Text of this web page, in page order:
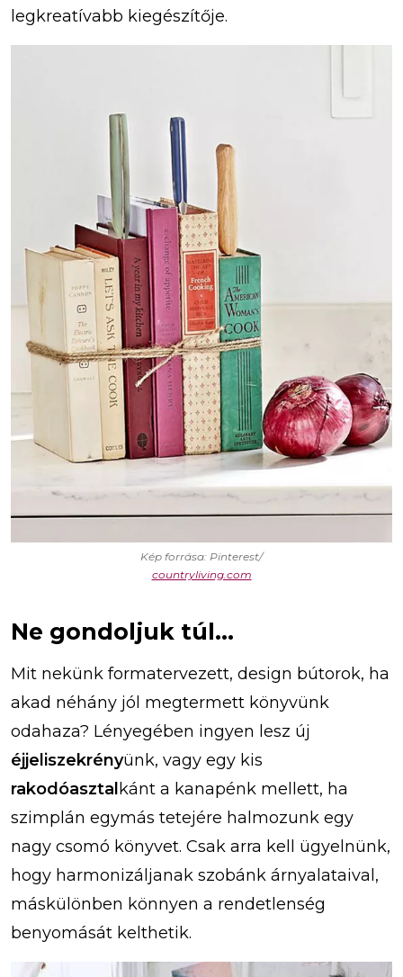
legkreatívabb kiegészítője.
Kép forrása: Pinterest/
countryliving.com
Ne gondoljuk túl…
Mit nekünk formatervezett, design bútorok, ha
akad néhány jól megtermett könyvünk
odahaza? Lényegében ingyen lesz új
éjjeliszekrényünk, vagy egy kis
rakodóasztal kánt a kanapénk mellett, ha
szimplán egymás tetejére halmozunk egy
nagy csomó könyvet. Csak arra kell ügyelnünk,
hogy harmonizáljanak szobánk árnyalataival,
máskülönben könnyen a rendetlenség
benyomását kelthetik.